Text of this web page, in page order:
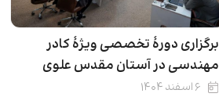
برگزاری دورۀ تخصصی ویژۀ کادر
مهندسی در آستان مقدس علوی
۶ اسفند ۱۴۰۴